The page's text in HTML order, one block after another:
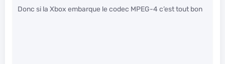
Donc si la Xbox embarque le codec MPEG-4 c’est tout bon